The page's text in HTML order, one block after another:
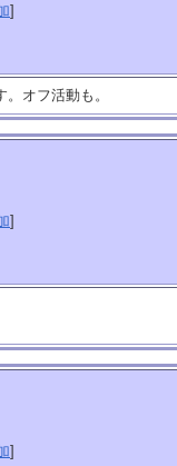
]
。オフ活動も。
]
]